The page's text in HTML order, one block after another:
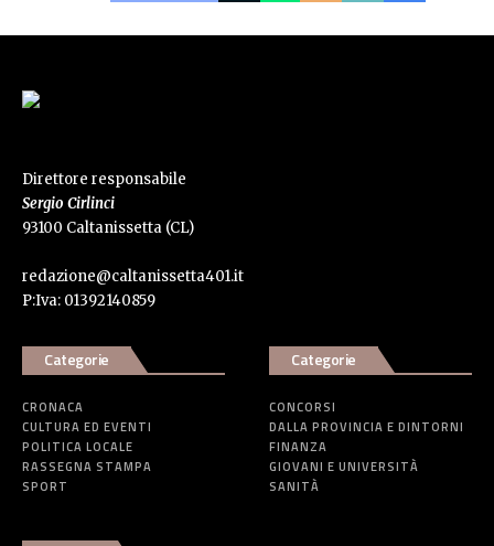
Direttore responsabile
Sergio Cirlinci
93100 Caltanissetta (CL)
redazione@caltanissetta401.it
P:Iva: 01392140859
Categorie
CRONACA
CULTURA ED EVENTI
POLITICA LOCALE
RASSEGNA STAMPA
SPORT
Categorie
CONCORSI
DALLA PROVINCIA E DINTORNI
FINANZA
GIOVANI E UNIVERSITÀ
SANITÀ